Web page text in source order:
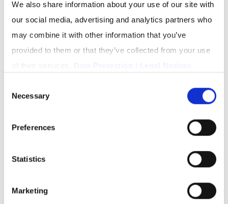
We also share information about your use of our site with
our social media, advertising and analytics partners who
may combine it with other information that you’ve
provided to them or that they’ve collected from your use
Selection
Necessary
Preferences
Statistics
Marketing
GÜTERSLOH